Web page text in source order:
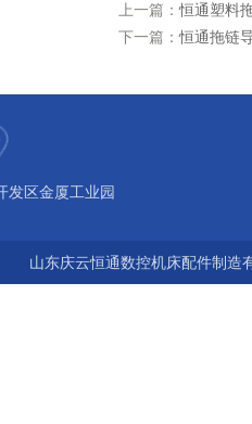
上一篇：恒通塑料
下一篇：恒通拖链
发区金厦工业园
山东庆云恒通数控机床配件制